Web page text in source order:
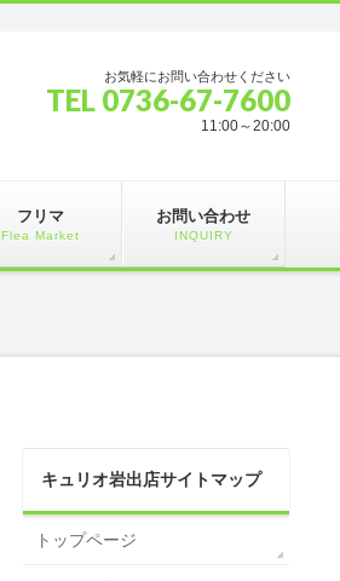
お気軽にお問い合わせください
TEL 0736-67-7600
11:00～20:00
フリマ
Flea Market
お問い合わせ
INQUIRY
キュリオ岩出店サイトマップ
トップページ